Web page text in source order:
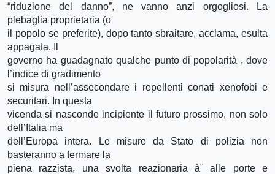
“riduzione del danno”, ne vanno anzi orgogliosi. La
plebaglia proprietaria (o
il popolo se preferite), dopo tanto sbraitare, acclama, esulta
appagata. Il
governo ha guadagnato qualche punto di popolarità , dove
l’indice di gradimento
si misura nell’assecondare i repellenti conati xenofobi e
securitari. In questa
vicenda si nasconde incipiente il futuro prossimo, non solo
dell’Italia ma
dell’Europa intera. Le misure da Stato di polizia non
basteranno a fermare la
piena razzista, una svolta reazionaria à¨ alle porte e